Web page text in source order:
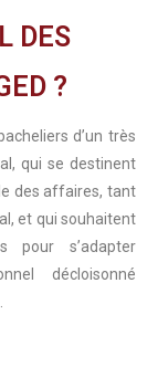
DES
?
d’un très
qui se destinent
des affaires, tant
et qui souhaitent
pour s’adapter
décloisonné